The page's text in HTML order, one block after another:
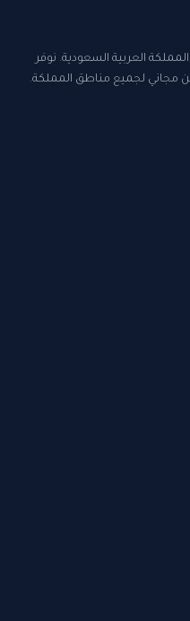
العربية السعودية. نوفر
مجاني لجميع مناطق المملكة.